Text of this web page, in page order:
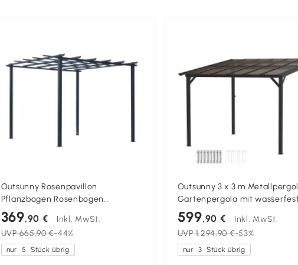
Outsunny Rosenpavillon
Pflanzbogen Rosenbogen
Rankhilfe Garten Pavillon
wetterfest Metall Schwarz 2,97 x
2,95 x 2,3 m
369,90 €
Inkl. MwSt.
UVP665,90 €-44%
nur 5 Stück übrig
Outsunny 3 x 3 m
Gartenpergola mit
Dach, freistehend, windfest,
beständig, Dunkelgrau
599,90 €
Inkl. MwSt.
UVP1.294,90 €-53%
nur 3 Stück übrig